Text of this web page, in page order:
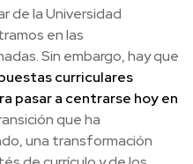
de la Universidad
en las
Sin embargo, hay que
curriculares
pasar a centrarse hoy en
que ha
una transformación